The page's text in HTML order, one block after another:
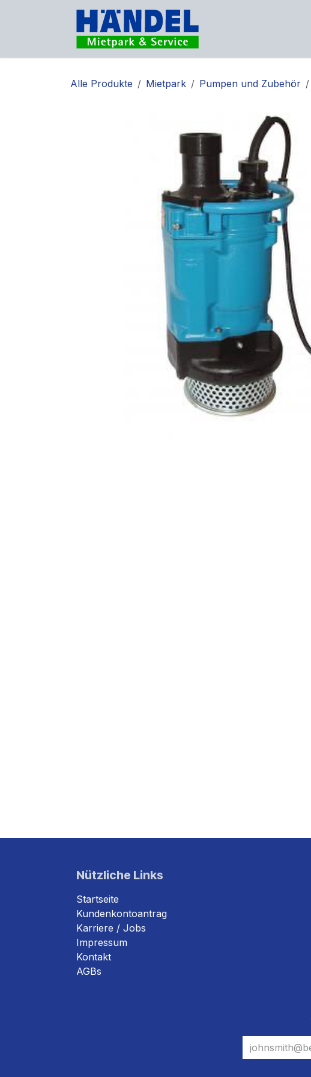
Zum Inhalt springen
Alle Produkte Mietpark Pumpen und Zubehör
Nützliche Links
Startseite
Kundenkontoantrag
Karriere / Jobs
Impressum
Kontakt
AGBs